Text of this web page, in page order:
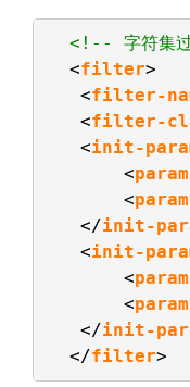
<!-- 字符集
<filter>
<filter-
<filter-
<init-
<
<
</init-
<init-
<
<
</init-
</filter>